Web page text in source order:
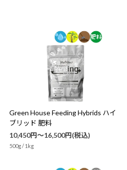
Tama PlantFood
タマプラントフード
Measuring Tools
計量器具
Green House Feeding Hybrids ハイ
ブリッド 肥料
10,450円～16,500円(税込)
500g / 1kg